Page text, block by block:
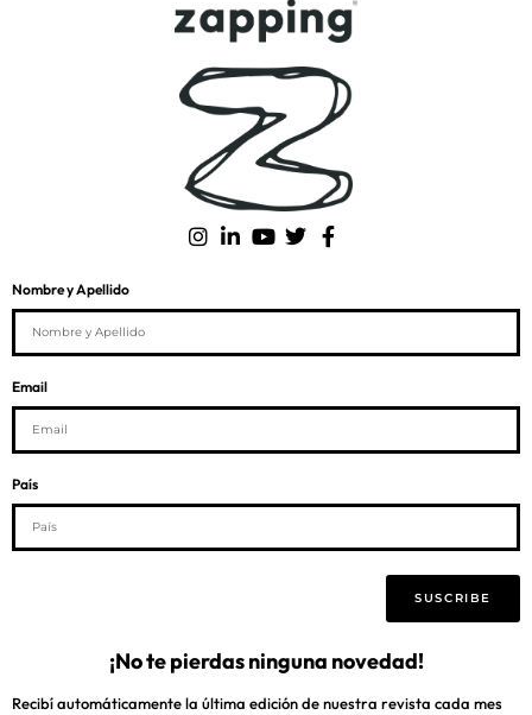
Nombre y Apellido
Email
País
SUSCRIBE
¡No te pierdas ninguna novedad!
Recibí automáticamente la última edición de nuestra revista cada mes